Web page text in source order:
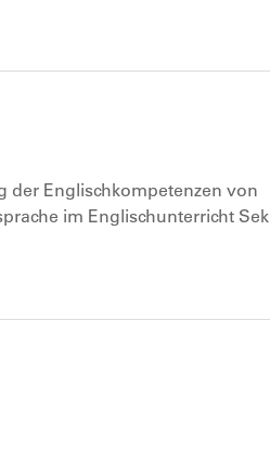
der Englischkompetenzen von
im Englischunterricht Sek